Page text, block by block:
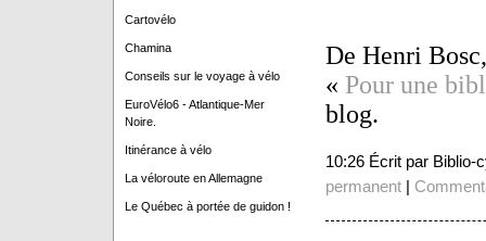
Cartovélo
Chamina
Conseils sur le voyage à vélo
EuroVélo6 - Atlantique-Mer
Noire.
Itinérance à vélo
La véloroute en Allemagne
Le Québec à portée de guidon !
De Henri
« Pour une
blog.
10:26 Écrit par Biblio-
permanent|